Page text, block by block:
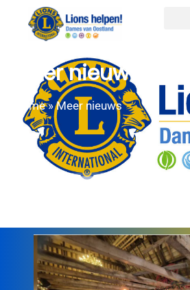
Meer nieuws
Home»Meer nieuws